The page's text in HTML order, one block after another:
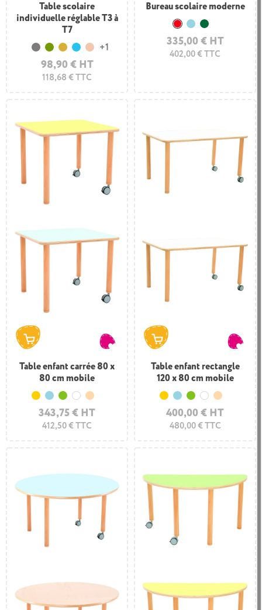
Table scolaire
individuelle réglable T3 à
T7
98,90 € HT
118,68 € TTC
GrisVert Olive
Moutarde
Turquoise
Saumon
+1
Bureau scolaire moderne
335,00 € HT
402,00 € TTC
RougeBleu clair
Vert foncé
Table enfant carrée 80 x
80 cm mobile
343,75 € HT
412,50 € TTC
JauneBleu clair
Vert clair
BlancHêtre
Table enfant rectangle
120 x 80 cm mobile
400,00 € HT
480,00 € TTC
JauneBleu clair
Vert clair
BlancHêtre